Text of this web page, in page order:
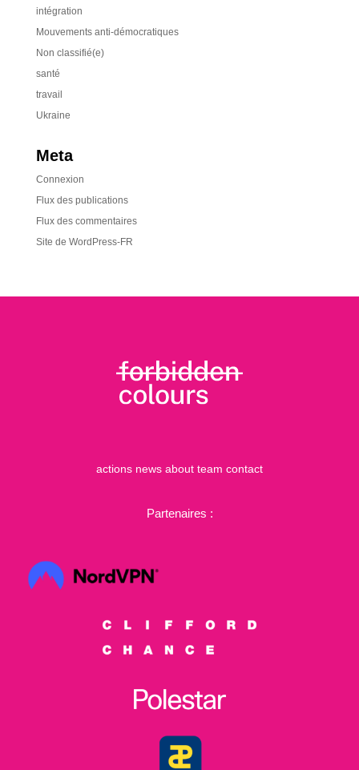
intégration
Mouvements anti-démocratiques
Non classifié(e)
santé
travail
Ukraine
Meta
Connexion
Flux des publications
Flux des commentaires
Site de WordPress-FR
actions news about team contact
Partenaires :